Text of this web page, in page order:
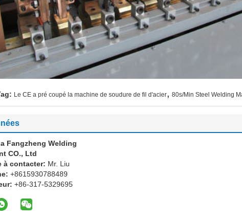
Le CE a pré coupé la machine de soudure de fil d'acier 80s/Min Steel Welding
Fangzheng Welding
CO., Ltd
à contacter: Mr. Liu
+8615930788489
+86-317-5329695